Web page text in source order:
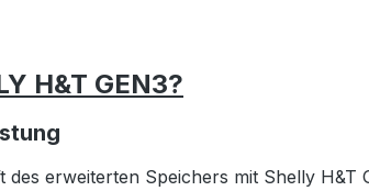
H&T GEN3?
des erweiterten Speichers mit Shelly